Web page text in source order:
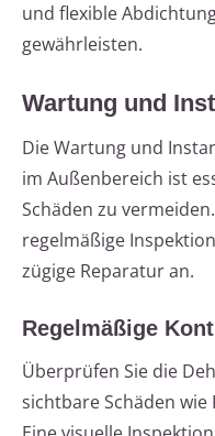
und flexible
gewährleisten.
Wartung und
Die Wartung und
im Außenbereich ist
Schäden zu
regelmäßige
zügige Reparatur an.
Regelmäßige
Überprüfen Sie die
sichtbare Schäden wie